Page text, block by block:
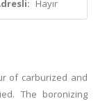
Hayır
of carburized and
The boronizing